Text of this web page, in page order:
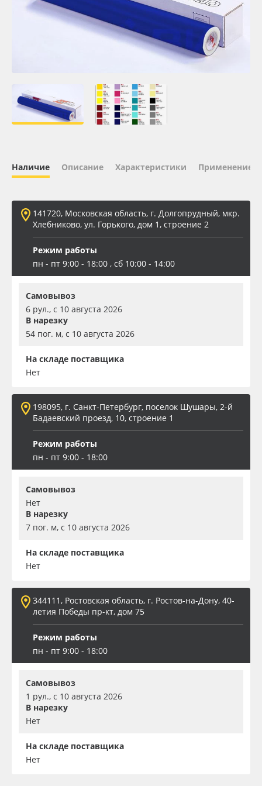
Oracal 641
ПЭТ листовой
Вспененный ПВХ
Баннер
Заготовки для сувениров
Наличие Описание Характеристики Применение
141720, Московская область, г. Долгопрудный, мкр.
Хлебниково, ул. Горького, дом 1, строение 2
Режим работы
пн - пт 9:00 - 18:00 , сб 10:00 - 14:00
Самовывоз
6 рул., с 10 августа 2026
В нарезку
54 пог. м, с 10 августа 2026
На складе поставщика
Нет
198095, г. Санкт-Петербург, поселок Шушары, 2-й
Бадаевский проезд, 10, строение 1
Режим работы
пн - пт 9:00 - 18:00
Самовывоз
Нет
В нарезку
7 пог. м, с 10 августа 2026
На складе поставщика
Нет
344111, Ростовская область, г. Ростов-на-Дону, 40-
летия Победы пр-кт, дом 75
Режим работы
пн - пт 9:00 - 18:00
Самовывоз
1 рул., с 10 августа 2026
В нарезку
Нет
На складе поставщика
Нет